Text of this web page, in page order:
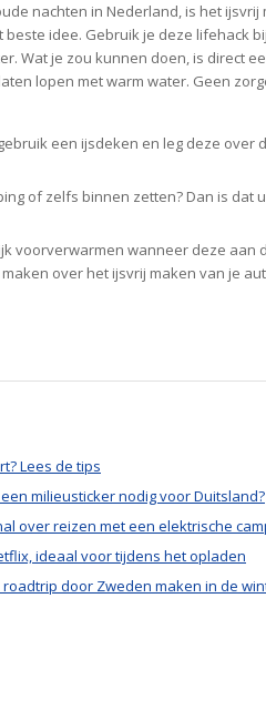
nachten in Nederland, is het
idee. Gebruik je deze lifehack
Wat je zou kunnen doen, is direct
lopen met warm water. Geen
een ijsdeken en leg deze over
of zelfs binnen zetten? Dan is dat
voorverwarmen wanneer deze aan
over het ijsvrij maken van je
Lees de tips
milieusticker nodig voor Duitsland?
over reizen met een elektrische
ideaal voor tijdens het opladen
roadtrip door Zweden maken in de